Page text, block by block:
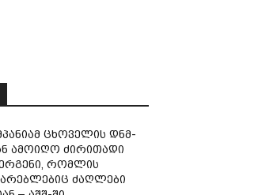
ცხოველის დნმ-
ამოიღო ძირითადი
რომლის
ძაღლები